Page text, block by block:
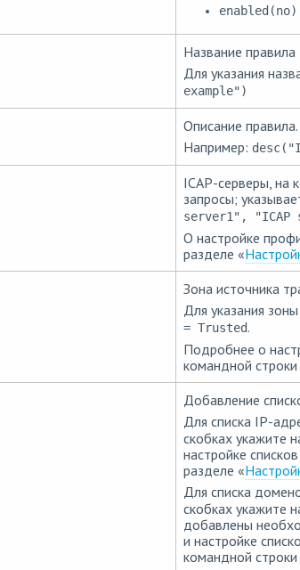
enabled(no)
Название правила
Для указания
example")
Описание правила.
Например:
ICAP-серверы, на
запросы;
server1", "ICAP
О настройке
разделе «
Зона источника
Для указания
= Trusted.
Подробнее о
командной
Добавление
Для списка IP-
скобках укажите
настройке
разделе «
Для списка
скобках укажите
добавлены
и настройке
командной